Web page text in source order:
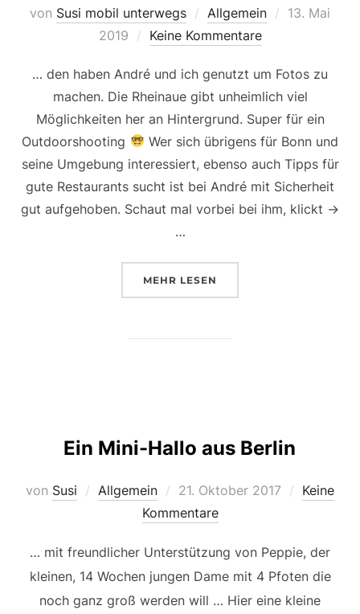
von Susi mobil unterwegs Allgemein
13. Mai
2019
Keine Kommentare
… den haben André und ich genutzt um Fotos zu
machen. Die Rheinaue gibt unheimlich viel
Möglichkeiten her an Hintergrund. Super für ein
Outdoorshooting
Wer sich übrigens für Bonn und
seine Umgebung interessiert, ebenso auch Tipps für
gute Restaurants sucht ist bei André mit Sicherheit
gut aufgehoben. Schaut mal vorbei bei ihm, klickt ->
…
MEHR ÜBER „EIN SONNIGER
LESEN
Ein Mini-Hallo aus Berlin
von Susi Allgemein
Veröffentlicht
am
21. Oktober 2017
Keine
Kommentare
… mit freundlicher Unterstützung von Peppie, der
kleinen, 14 Wochen jungen Dame mit 4 Pfoten die
noch ganz groß werden will … Hier eine kleine